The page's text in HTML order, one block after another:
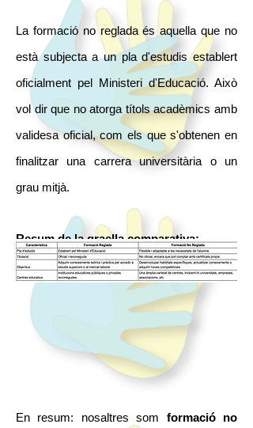
La formació no reglada és aquella que no
està subjecta a un pla d'estudis establert
oficialment pel Ministeri d'Educació. Això
vol dir que no atorga títols acadèmics amb
validesa oficial, com els que s'obtenen en
finalitzar una carrera universitària o un
grau mitjà.
Resum de la graella comparativa:
En resum: nosaltres som formació no